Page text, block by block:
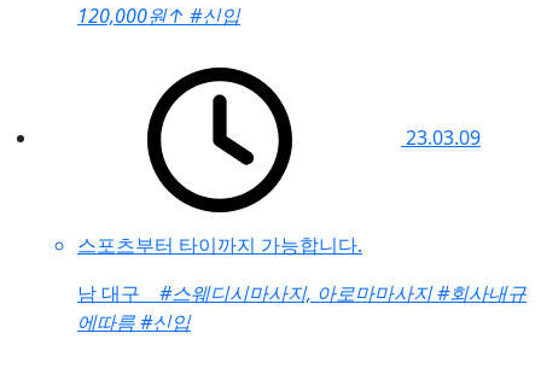
120,000원↑ #신입
23.03.09
스포츠부터 타이까지 가능합니다.
남대구 #스웨디시마사지, 아로마마사지#회사내규
에따름#신입